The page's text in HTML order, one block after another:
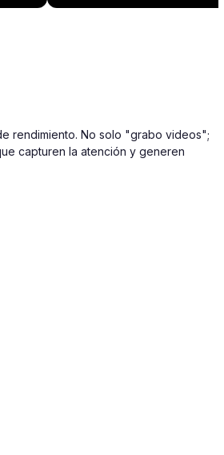
rendimiento. No solo "grabo videos";
capturen la atención y generen